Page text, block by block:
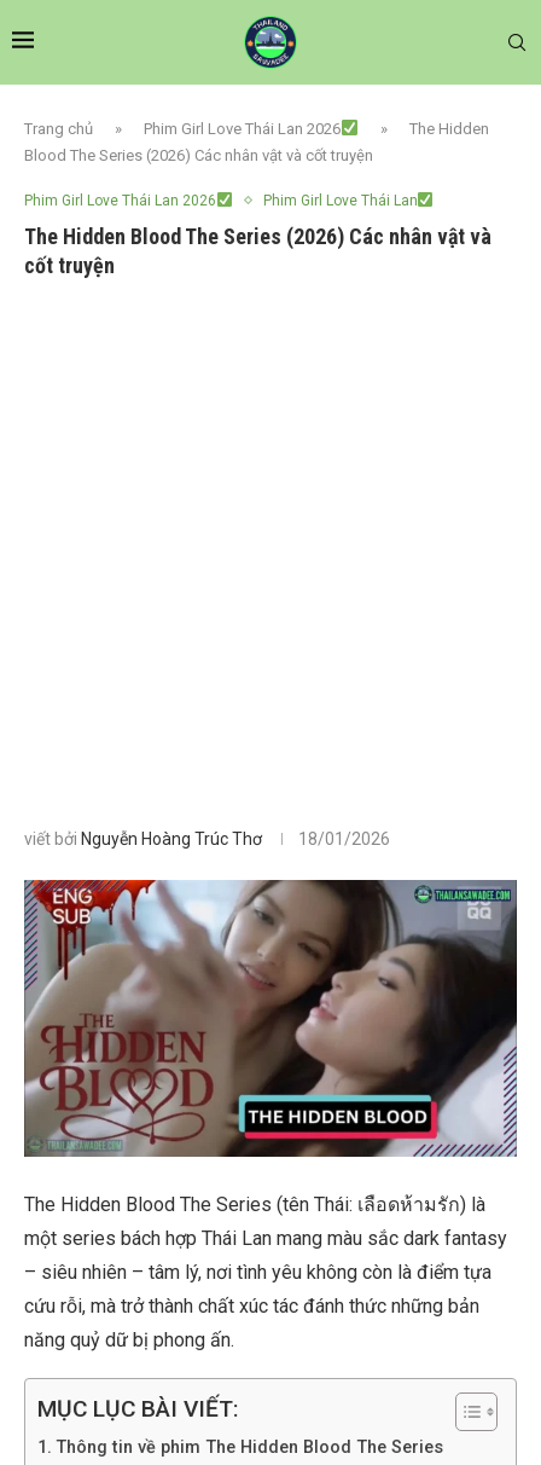
Trang chủ » Phim Girl Love Thái Lan 2026 »
The Hidden
Blood The Series (2026) Các nhân vật và cốt truyện
Phim Girl Love Thái Lan 2026 Phim Girl Love Thái Lan
The Hidden Blood The Series (2026) Các nhân vật và
cốt truyện
viết bởi Nguyễn Hoàng Trúc Thơ 18/01/2026
The Hidden Blood The Series (tên Thái: เลือดห้ามรัก) là
một series bách hợp Thái Lan mang màu sắc dark fantasy
– siêu nhiên – tâm lý, nơi tình yêu không còn là điểm tựa
cứu rỗi, mà trở thành chất xúc tác đánh thức những bản
năng quỷ dữ bị phong ấn.
MỤC LỤC BÀI VIẾT:
Thông tin về phim The Hidden Blood The Series